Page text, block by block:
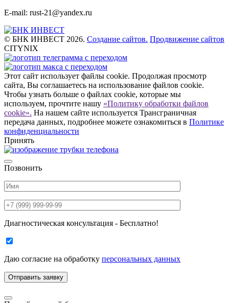
E-mail: rust-21@yandex.ru
© БНК ИНВЕСТ 2026. Создание сайтов. Продвижение сайтов
CITYNIX
Этот сайт использует файлы cookie. Продолжая просмотр
сайта, Вы соглашаетесь на использование файлов cookie.
Чтобы узнать больше о файлах cookie, которые мы
используем, прочтите нашу «Политику обработки файлов
cookie». На нашем сайте используется Трансграничная
передача данных, подробнее можете ознакомиться в Политике
конфиденциальности
Принять
Позвонить
Диагностическая консультация - Бесплатно!
Даю согласие на обработку персональных данных